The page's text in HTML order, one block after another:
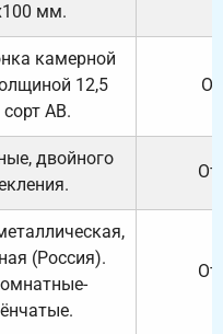
мм.
камерной
12,5
АВ.
двойного
(Россия).